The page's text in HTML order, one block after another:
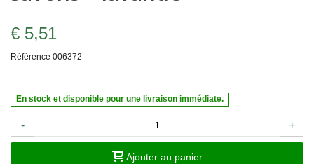
€ 5,51
Référence 006372
En stock et disponible pour une livraison immédiate.
- +
Ajouter au panier